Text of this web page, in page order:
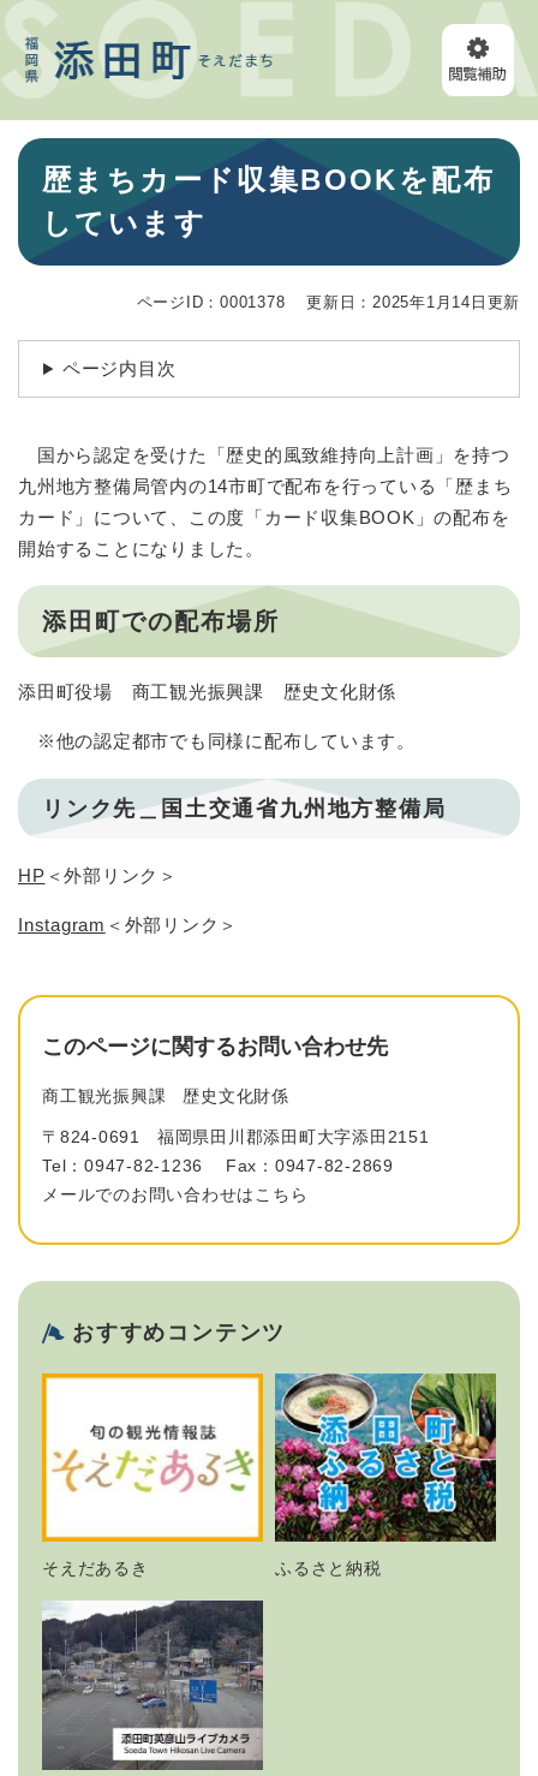
ペ
ー
の
メニューを飛ばして本文へ
本
歴まちカード収集BOOKを配布
しています
ページID：0001378 更新日：2025年1月14日更新
ページ内目次
国から認定を受けた「歴史的風致維持向上計画」を持つ
九州地方整備局管内の14市町で配布を行っている「歴まち
カード」について、この度「カード収集BOOK」の配布を
開始することになりました。
添田町での配布場所
添田町役場 商工観光振興課 歴史文化財係
※他の認定都市でも同様に配布しています。
リンク先＿国土交通省九州地方整備局
HP ＜外部リンク＞
Instagram ＜外部リンク＞
このページに関するお問い合わせ先
商工観光振興課 歴史文化財係
〒824-0691
福岡県田川郡添田町大字添田2151
Tel：0947-82-1236
Fax：0947-82-2869
メールでのお問い合わせはこちら
おすすめコンテンツ
そえだあるき ふるさと納税